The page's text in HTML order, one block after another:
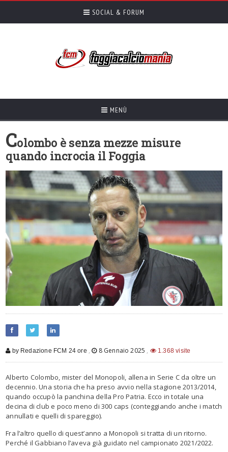
SOCIAL & FORUM
MENÙ
Colombo è senza mezze misure
quando incrocia il Foggia
by Redazione FCM 24 ore , 8 Gennaio 2025 , 1.368 visite
Alberto Colombo, mister del Monopoli, allena in Serie C da oltre un
decennio. Una storia che ha preso avvio nella stagione 2013/2014,
quando occupò la panchina della Pro Patria. Ecco in totale una
decina di club e poco meno di 300 caps (conteggiando anche i match
annullati e quelli di spareggio).
Fra l’altro quello di quest’anno a Monopoli si tratta di un ritorno.
Perché il Gabbiano l’aveva già guidato nel campionato 2021/2022.